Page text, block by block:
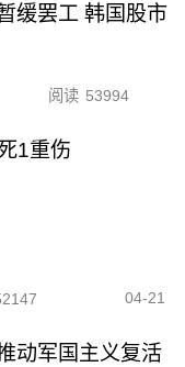
缓罢工 韩国股市
阅读 53994
1重伤
04-21
动军国主义复活